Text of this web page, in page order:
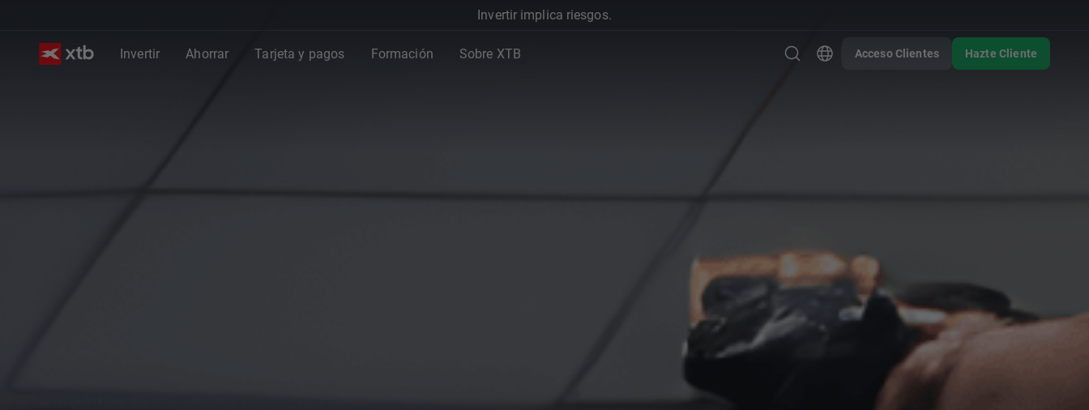
Invertir implica riesgos.
Invertir Ahorrar Tarjeta y pagos Formación Sobre XTB Acceso Clientes Hazte Cliente